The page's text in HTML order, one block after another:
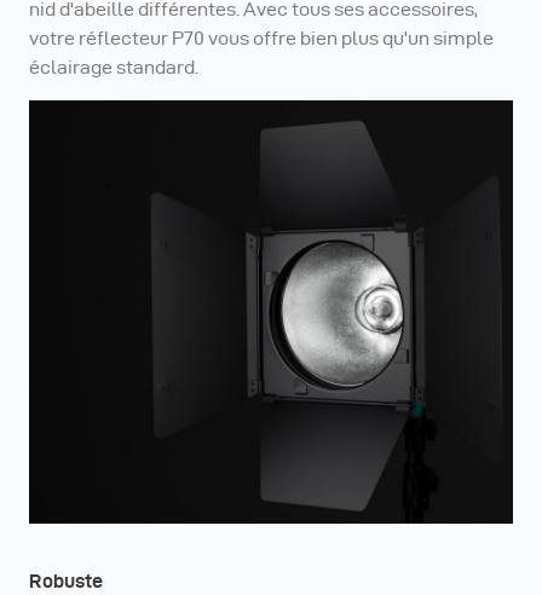
nid d'abeille différentes. Avec tous ses accessoires,
votre réflecteur P70 vous offre bien plus qu'un simple
éclairage standard.
Robuste